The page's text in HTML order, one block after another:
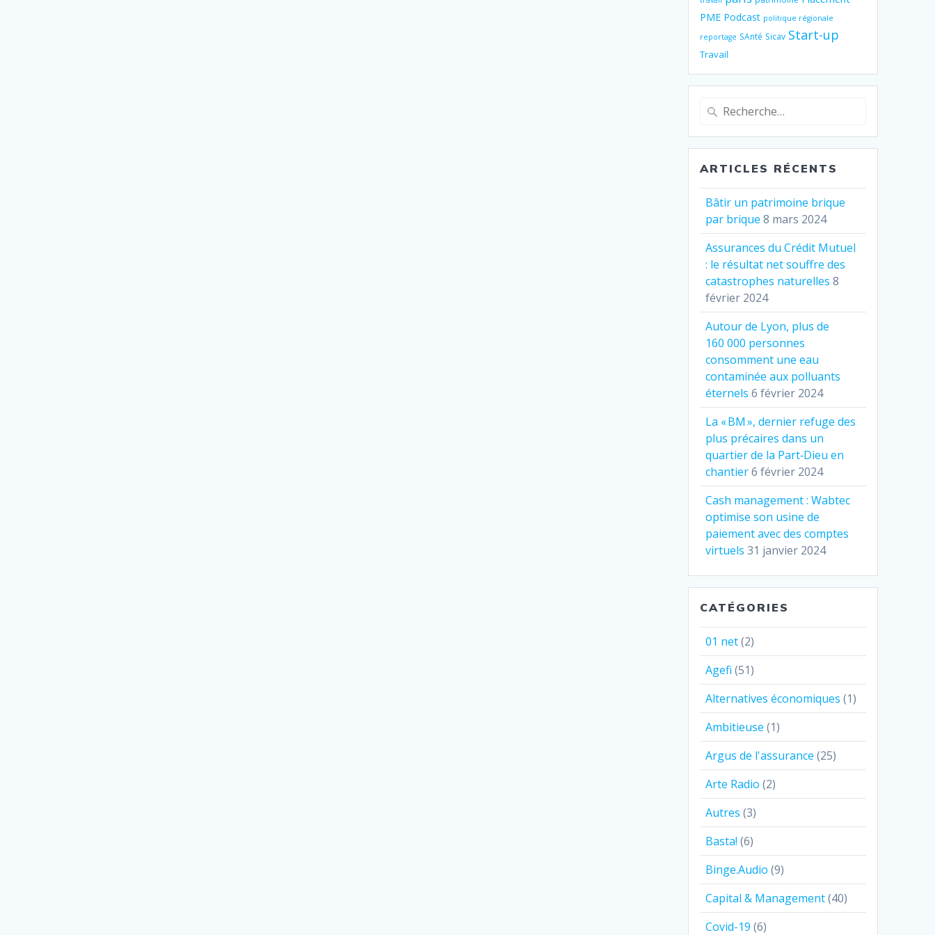
PME Podcast politique régionale
reportage SAnté Sicav Start-up
Travail
Recherche
:
ARTICLES RÉCENTS
Bâtir un patrimoine brique
par brique 8 mars 2024
Assurances du Crédit Mutuel
: le résultat net souffre des
catastrophes naturelles 8
février 2024
Autour de Lyon, plus de
160 000 personnes
consomment une eau
contaminée aux polluants
éternels 6 février 2024
La « BM », dernier refuge des
plus précaires dans un
quartier de la Part‐Dieu en
chantier6 février 2024
Cash management : Wabtec
optimise son usine de
paiement avec des comptes
virtuels 31 janvier 2024
CATÉGORIES
01 net(2)
Agefi (51)
Alternatives économiques (1)
Ambitieuse (1)
Argus de l'assurance (25)
Arte Radio (2)
Autres (3)
Basta! (6)
Binge.Audio (9)
Capital & Management(40)
Covid-19 (6)